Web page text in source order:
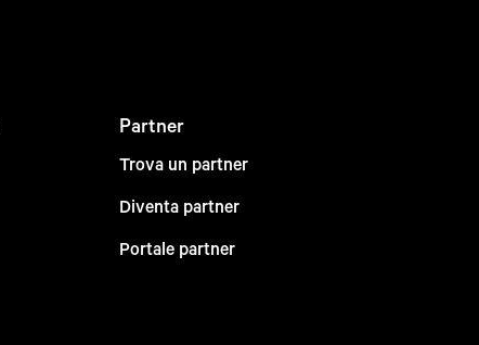
Partner
Trova un partner
Diventa partner
Portale partner